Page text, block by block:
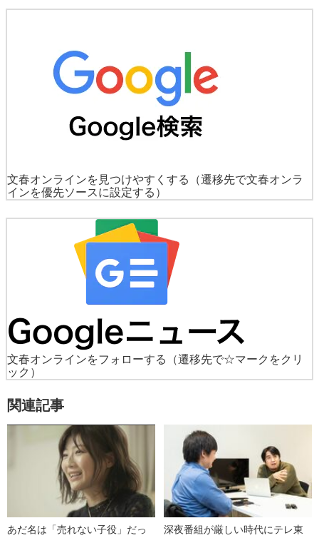
文春オンラインを見つけやすくする
（遷移先で文春オンラ
インを優先ソースに設定する）
文春オンラインをフォローする
（遷移先で☆マークをクリ
ック）
関連記事
あだ名は「売れない子役」だっ
深夜番組が厳しい時代にテレ東